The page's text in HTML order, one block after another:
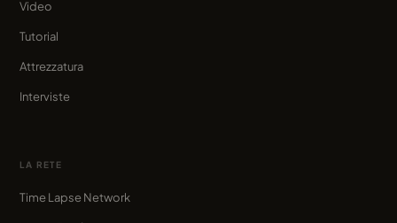
Video
Tutorial
Attrezzatura
Interviste
LA RETE
Time Lapse Network